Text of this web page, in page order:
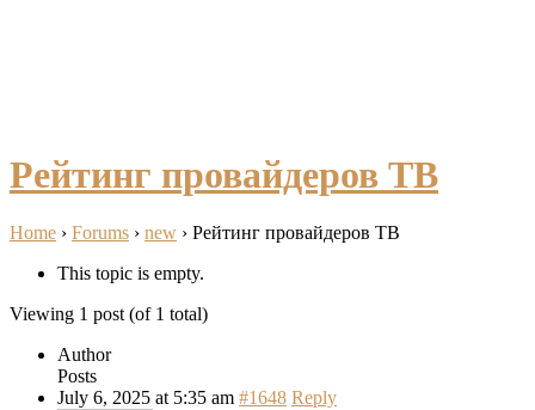
Рейтинг провайдеров ТВ
Home › Forums › new › Рейтинг провайдеров ТВ
This topic is empty.
Viewing 1 post (of 1 total)
Author
Posts
July 6, 2025 at 5:35 am #1648 Reply